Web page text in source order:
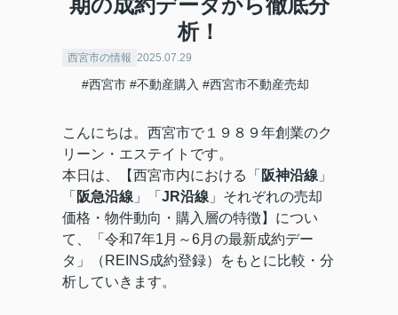
析！
西宮市の情報 2025.07.29
#西宮市 #不動産購入 #西宮市不動産売却
こんにちは。西宮市で１９８９年創業のク
リーン・エステイトです。
本日は、【西宮市内における「 阪神沿線 」
「 阪急沿線 」「 JR沿線 」それぞれの売却
価格・物件動向・購入層の特徴】につい
て、「令和7年1月～6月の最新成約デー
タ」（REINS成約登録）をもとに比較・分
析していきます。